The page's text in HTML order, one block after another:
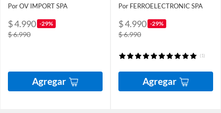
Por OV IMPORT SPA
$ 4.990 -29%
$ 6.990
Agregar
Por FERROELECTRONIC SPA
$ 4.990 -29%
$ 6.990
(1)
Agregar